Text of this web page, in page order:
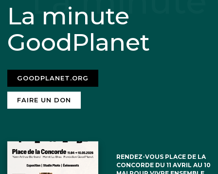
La minute
GoodPlanet
GOODPLANET.ORG
FAIRE UN DON
RENDEZ-VOUS PLACE DE LA
CONCORDE DU 11 AVRIL AU 10